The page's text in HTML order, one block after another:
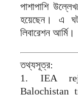
পাশাপাশি
হয়েছেন। এ
লিবারেশন আর্মি।
তথ্যসূত্র:
1. IEA
Balochistan